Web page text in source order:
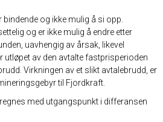
og ikke mulig å si opp.
og er ikke mulig å endre etter
uavhengig av årsak, likevel
av den avtalte fastprisperioden
Virkningen av et slikt avtalebrudd, er
til Fjordkraft.
med utgangspunkt i differansen